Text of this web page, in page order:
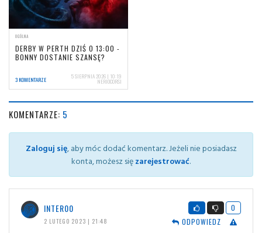
OGÓLNA
DERBY W PERTH DZIŚ O 13:00 -
BONNY DOSTANIE SZANSĘ?
3 KOMENTARZE 5 SIERPNIA 2026 | 10:19
NERIOCORSI
KOMENTARZE: 5
Zaloguj się, aby móc dodać komentarz. Jeżeli nie posiadasz
konta, możesz sięzarejestrować.
INTER00
2 LUTEGO 2023 | 21:48
0
ODPOWIEDZ